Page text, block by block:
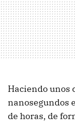
Haciendo unos
nanosegundos
de horas, de